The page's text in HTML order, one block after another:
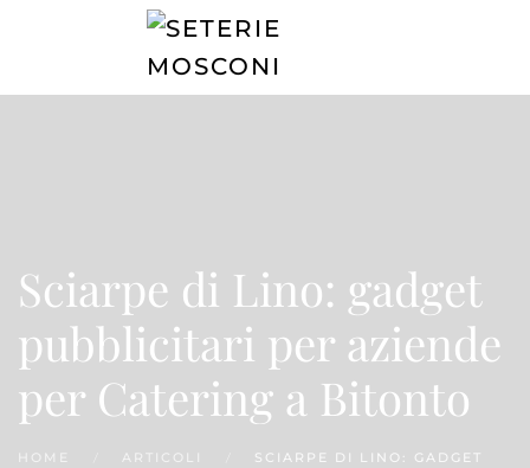
Sciarpe di Lino: gadget
pubblicitari per aziende
per Catering a Bitonto
HOME ARTICOLI
SCIARPE DI LINO: GADGET